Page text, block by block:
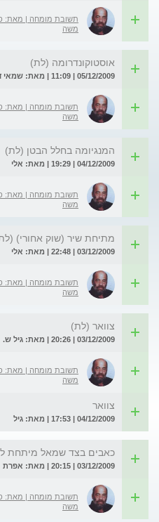
תשובת מומחה | מאת:
משה
אוסטוקונדרומה (לת)
05/12/2009 | 11:09 | מאת: שמאי דלית
תשובת מומחה | מאת:
משה
המנגיומה בחלל הבטן (לת)
04/12/2009 | 19:29 | מאת: אלי
תשובת מומחה | מאת:
משה
מתיחת שיר (שוק אחורי)
03/12/2009 | 22:48 | מאת: אלי
תשובת מומחה | מאת:
משה
צוואר (לת)
03/12/2009 | 20:26 | מאת: גיל ש.
תשובת מומחה | מאת:
משה
צוואר
04/12/2009 | 17:53 | מאת: גיל
כאבים בצד שמאל מיתחת
03/12/2009 | 20:15 | מאת: אפרת
תשובת מומחה | מאת:
משה